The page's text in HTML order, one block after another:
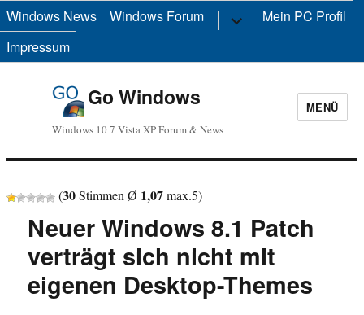
Windows News Windows Forum Untermenü
anzeigen
Mein PC Profil
Impressum
Go Windows
Windows 10 7 Vista XP Forum & News
MENÜ
(30Stimmen Ø 1,07max.5)
Neuer Windows 8.1 Patch
verträgt sich nicht mit
eigenen Desktop-Themes